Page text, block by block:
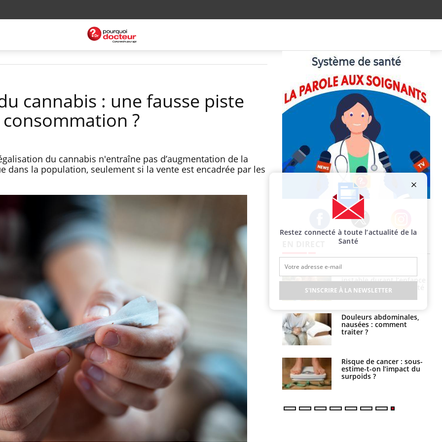
cannabis : une fausse piste
?
du cannabis n'entraîne pas d’augmentation de la
dans la population, seulement si la vente est encadrée par les
Facebook Twitter Instagram
d'été : quel impact sur le
sommeil ?
Grossesse : ces polluants
pourraient influencer le
poids des enfants
Autisme : pourquoi le
cerveau reconnaît-il les
visages autrement ? efficace ?
instable durant l’enfance
peut-il impacter la santé
mentale ?
Douleurs abdominales,
nausées : comment
traiter ?
Risque de cancer : sous-
estime-t-on l’impact du
surpoids ?
Restez connecté à toute l’actualité de la
Santé
S'INSCRIRE À LA NEWSLETTER